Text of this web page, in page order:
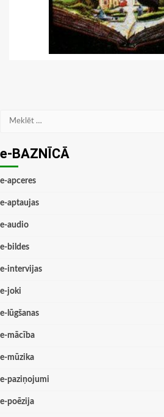
Meklēt:
e-BAZNĪCĀ
e-apceres
e-aptaujas
e-audio
e-bildes
e-intervijas
e-joki
e-lūgšanas
e-mācība
e-mūzika
e-paziņojumi
e-poēzija